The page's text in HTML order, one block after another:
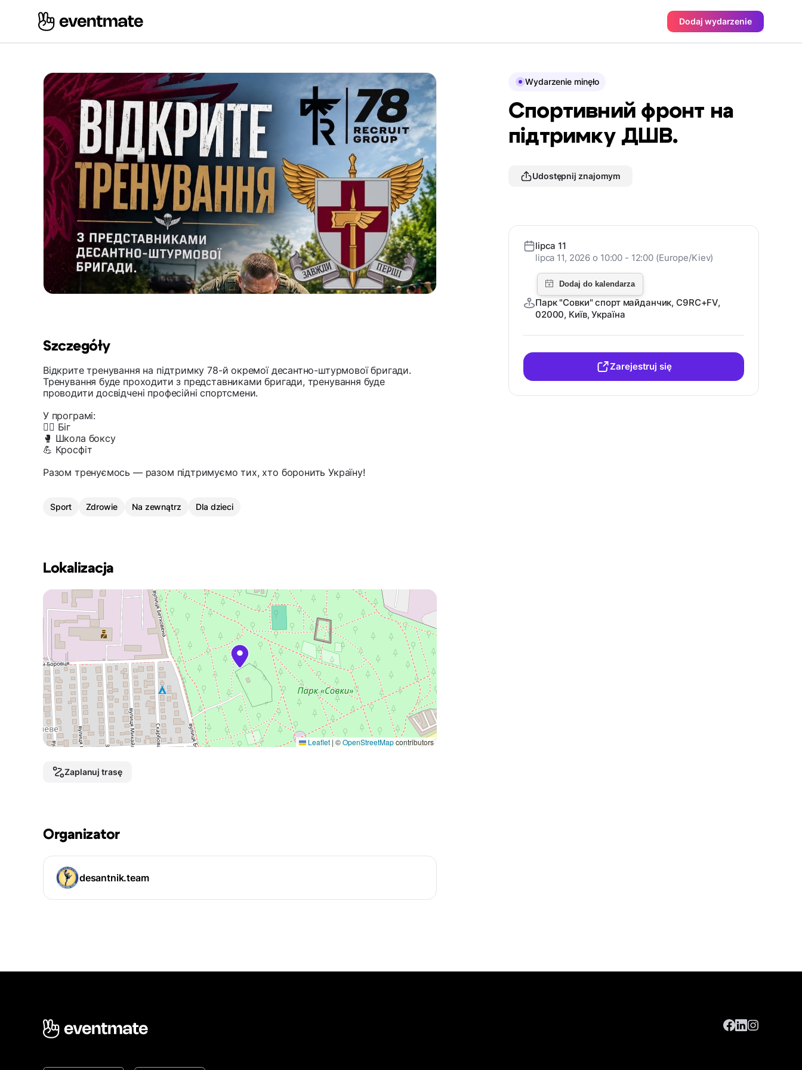
Dodaj wydarzenie
Szczegóły
Відкрите тренування на підтримку 78-й окремої десантно-штурмової бригади.
Тренування буде проходити з представниками бригади, тренування буде
проводити досвідчені професійні спортсмени.
У програмі:
🏃‍♂️ Біг
🥊 Школа боксу
💪 Кросфіт
Разом тренуємось — разом підтримуємо тих, хто боронить Україну!
Sport Zdrowie Na zewnątrz Dla dzieci
Lokalizacja
Leaflet | ©OpenStreetMapcontributors
Zaplanuj trasę
Organizator
desantnik.team
Wydarzenie minęło
Спортивний фронт на
підтримку ДШВ.
Udostępnij znajomym
lipca 11
lipca 11, 2026 o 10:00 - 12:00 (Europe/Kiev)
Парк "Совки" спорт майданчик, C9RC+FV,
02000, Київ, Україна
Zarejestruj się